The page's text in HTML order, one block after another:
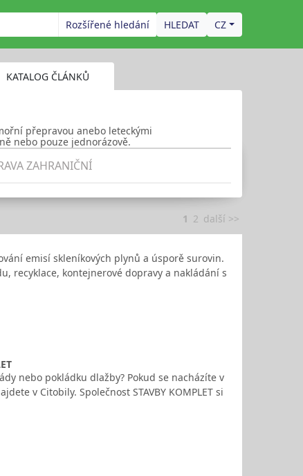
Rozšířené hledání CZ
KATALOG ČLÁNKŮ
přepravou anebo leteckými
nebo pouze jednorázově.
ZAHRANIČNÍ
1 2 další >>
emisí skleníkových plynů a úsporě surovin.
recyklace, kontejnerové dopravy a nakládání s
nebo pokládku dlažby? Pokud se nacházíte v
v Citobily. Společnost STAVBY KOMPLET si